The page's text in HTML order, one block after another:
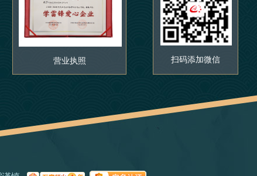
营业执照 扫码添加微信